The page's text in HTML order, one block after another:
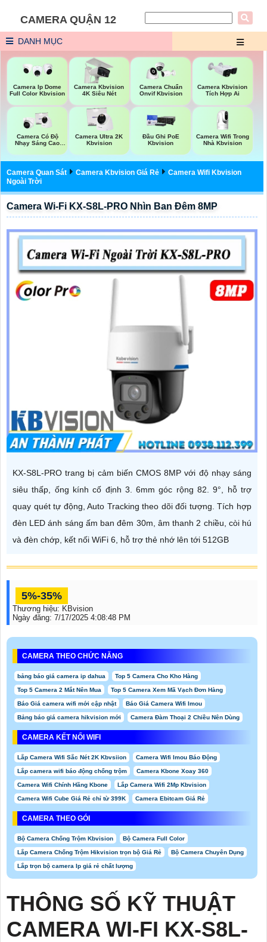
CAMERA QUẬN 12
DANH MỤC
Camera Ip Dome
Full Color Kbvision
Camera Kbvision
4K Siêu Nét
Camera Chuẩn
Onvif Kbvision
Camera Kbvision
Tích Hợp Ai
Camera Có Độ
Nhạy Sáng Cao
Camera Ultra 2K
Kbvision
Đầu Ghi PoE
Kbvision
Camera Wifi Trong
Nhà Kbvision
Camera Quan Sát Camera Kbvision Giá Rẻ
Camera Wifi Kbvision
Ngoài Trời
Camera Wi-Fi KX-S8L-PRO Nhìn Ban Đêm 8MP
KX-S8L-PRO trang bị cảm biến CMOS 8MP với độ nhạy sáng
siêu thấp, ống kính cố định 3. 6mm góc rộng 82. 9°, hỗ trợ
quay quét tự động, Auto Tracking theo dõi đối tượng. Tích hợp
đèn LED ánh sáng ấm ban đêm 30m, âm thanh 2 chiều, còi hú
và đèn chớp, kết nối WiFi 6, hỗ trợ thẻ nhớ lên tới 512GB
5%-35%
Thương hiệu: KBvision
Ngày đăng: 7/17/2025 4:08:48 PM
CAMERA THEO CHỨC NĂNG
bảng báo giá camera ip dahua Top 5 Camera Cho Kho Hàng
Top 5 Camera 2 Mắt Nên Mua Top 5 Camera Xem Mã Vạch Đơn Hàng
Báo Giá camera wifi mới cập nhật Báo Giá Camera Wifi Imou
Bảng báo giá camera hikvision mới Camera Đàm Thoại 2 Chiều Nên Dùng
CAMERA KẾT NỐI WIFI
Lắp Camera Wifi Sắc Nét 2K Kbvsiion Camera Wifi Imou Báo Động
Lắp camera wifi báo động chống trộm Camera Kbone Xoay 360
Camera Wifi Chính Hãng Kbone Lắp Camera Wifi 2Mp Kbvision
Camera Wifi Cube Giá Rẻ chỉ từ 399K Camera Ebitcam Giá Rẻ
CAMERA THEO GÓI
Bộ Camera Chống Trộm Kbvision Bộ Camera Full Color
Lắp Camera Chống Trộm Hikvision trọn bộ Giá Rẻ Bộ Camera Chuyên Dụng
Lắp trọn bộ camera Ip giá rẻ chất lượng
THÔNG SỐ KỸ THUẬT
CAMERA WI-FI KX-S8L-